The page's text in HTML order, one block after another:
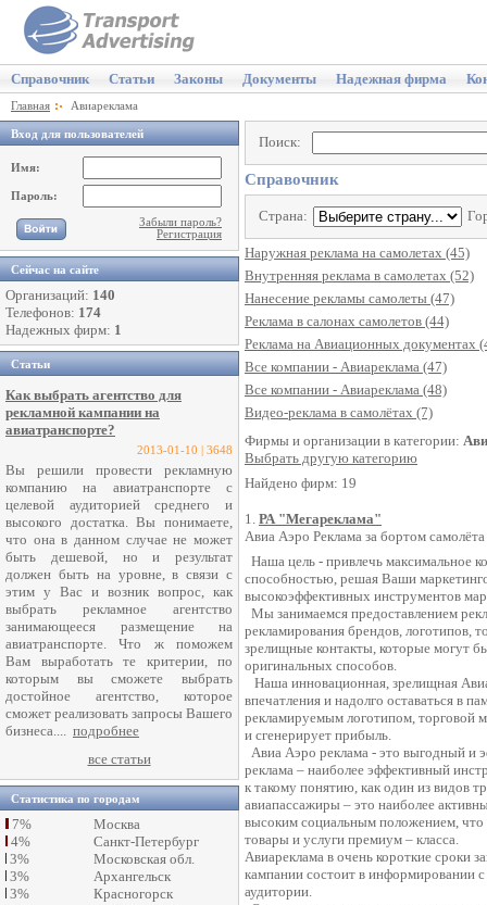
Справочник Статьи Законы Документы Надежная фирма
Главная Авиареклама
Вход для пользователей
Имя:
Пароль:
Забыли пароль?
Регистрация
Сейчас на сайте
Организаций: 140
Телефонов: 174
Надежных фирм: 1
Статьи
Как выбрать агентство для
рекламной кампании на
авиатранспорте?
2013-01-10 | 3648
Вы решили провести рекламную
компанию на авиатранспорте с
целевой аудиторией среднего и
высокого достатка. Вы понимаете,
что она в данном случае не может
быть дешевой, но и результат
должен быть на уровне, в связи с
этим у Вас и возник вопрос, как
выбрать рекламное агентство
занимающееся размещение на
авиатранспорте. Что ж поможем
Вам выработать те критерии, по
которым вы сможете выбрать
достойное агентство, которое
сможет реализовать запросы Вашего
бизнеса.... подробнее
все статьи
Статистика по городам
7%
Москва
4%
Санкт-Петербург
3%
Московская обл.
3%
Архангельск
3%
Красногорск
Поиск:
Справочник
Страна:
Наружная реклама на самолетах (45)
Внутренняя реклама в самолетах (52)
Нанесение рекламы самолеты (47)
Реклама в салонах самолетов (44)
Реклама на Авиационных документах
Все компании - Авиареклама (47)
Все компании - Авиареклама (48)
Видео-реклама в самолётах (7)
Фирмы и организации в категории:
Выбрать другую категорию
Найдено фирм: 19
1. РА "Мегареклама"
Авиа Аэро Реклама за бортом самолёта
Наша цель - привлечь максимальное
способностью, решая Ваши
высокоэффективных инструментов
Мы занимаемся предоставлением
рекламирования брендов, логотипов,
зрелищные контакты, которые могут
оригинальных способов.
Наша инновационная, зрелищная
впечатления и надолго оставаться в
рекламируемым логотипом, торговой
и сгенерирует прибыль.
Авиа Аэро реклама - это выгодный и
реклама – наиболее эффективный
к такому понятию, как один из видов
авиапассажиры – это наиболее
высоким социальным положением, что
товары и услуги премиум – класса.
Авиареклама в очень короткие сроки
кампании состоит в информировании
аудитории.